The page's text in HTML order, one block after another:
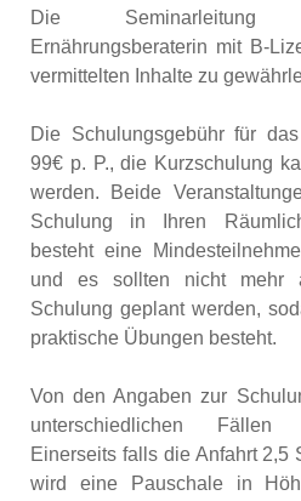
Die
Ernährungsberaterin mit B-
vermittelten Inhalte zu
Die Schulungsgebühr für
99€ p. P., die Kurzschulung
werden. Beide
Schulung in Ihren
besteht eine
und es sollten nicht mehr
Schulung geplant werden,
praktische Übungen besteht.
Von den Angaben zur
unterschiedlichen Fällen
Einerseits falls die Anfahrt 2,5
wird eine Pauschale in